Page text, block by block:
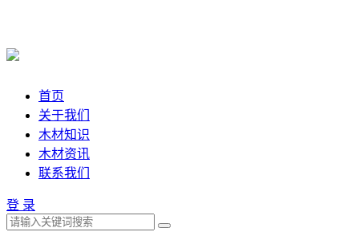
首页
关于我们
木材知识
木材资讯
联系我们
登 录